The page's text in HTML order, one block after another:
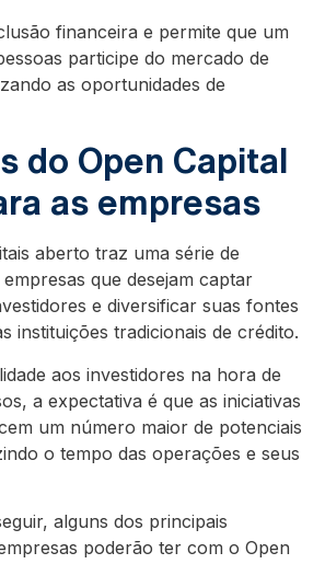
financeira e permite que um
participe do mercado de
as oportunidades de
do Open Capital
as empresas
aberto traz uma série de
que desejam captar
e diversificar suas fontes
instituições tradicionais de crédito.
aos investidores na hora de
a expectativa é que as iniciativas
um número maior de potenciais
o tempo das operações e seus
alguns dos principais
poderão ter com o Open